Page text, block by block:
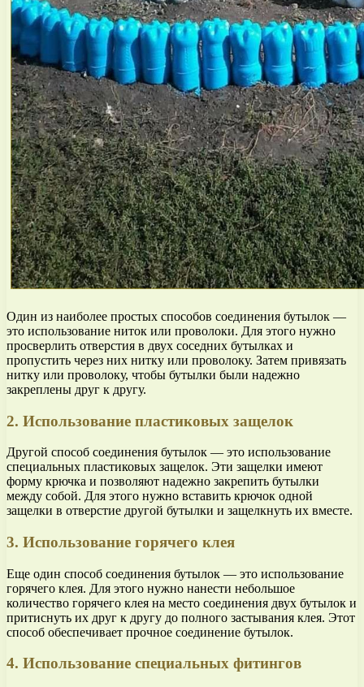
Один из наиболее простых способов соединения бутылок —
это использование ниток или проволоки. Для этого нужно
просверлить отверстия в двух соседних бутылках и
пропустить через них нитку или проволоку. Затем привязать
нитку или проволоку, чтобы бутылки были надежно
закреплены друг к другу.
2. Использование пластиковых защелок
Другой способ соединения бутылок — это использование
специальных пластиковых защелок. Эти защелки имеют
форму крючка и позволяют надежно закрепить бутылки
между собой. Для этого нужно вставить крючок одной
защелки в отверстие другой бутылки и защелкнуть их вместе.
3. Использование горячего клея
Еще один способ соединения бутылок — это использование
горячего клея. Для этого нужно нанести небольшое
количество горячего клея на место соединения двух бутылок и
притиснуть их друг к другу до полного застывания клея. Этот
способ обеспечивает прочное соединение бутылок.
4. Использование специальных фитингов